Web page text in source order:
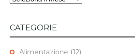
CATEGORIE
Alimentazione (12)